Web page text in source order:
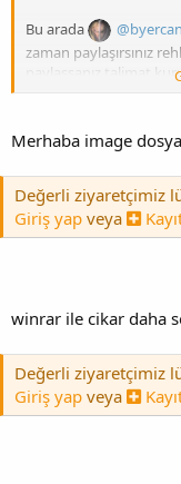
Bu arada
zaman paylaşırsınız
paylaşsanız talimat
Merhaba image
Değerli ziyaretçimiz
Giriş yap veya
winrar ile cikar daha
Değerli ziyaretçimiz
Giriş yap veya